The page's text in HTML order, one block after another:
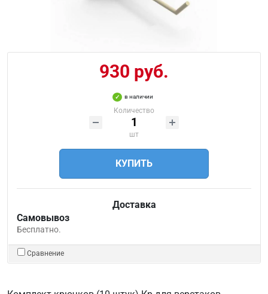
930 руб.
в наличии
Количество
шт
КУПИТЬ
Доставка
Самовывоз
Бесплатно.
Сравнение